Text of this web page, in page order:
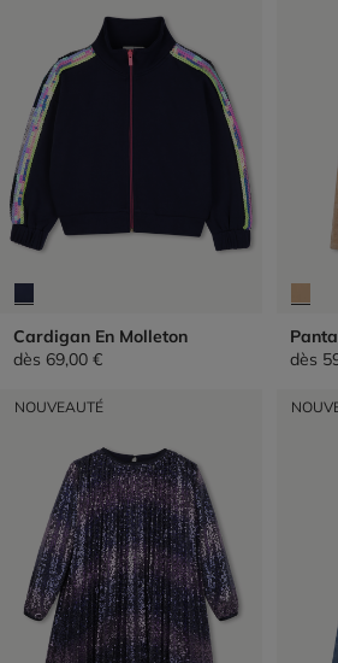
Cardigan En Molleton
dès 69,00 €
dès
NOUVEAUTÉ